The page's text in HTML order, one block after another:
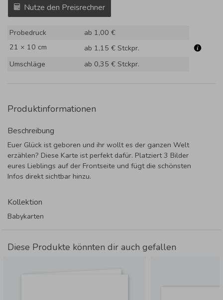
Nutze den Preisrechner
Probedruck
ab 1,00 €
21 × 10 cm
ab 1,15 € Stckpr.
Umschläge
ab 0,35 € Stckpr.
Produktinformationen
Beschreibung
Euer Glück ist geboren und ihr wollt es der ganzen Welt
erzählen? Diese Karte ist perfekt dafür. Platziert 3 Bilder
eures Lieblings auf der Frontseite und fügt die schönsten
Infos direkt sichtbar hinzu.
Kollektion
Babykarten
Diese Produkte könnten dir auch gefallen